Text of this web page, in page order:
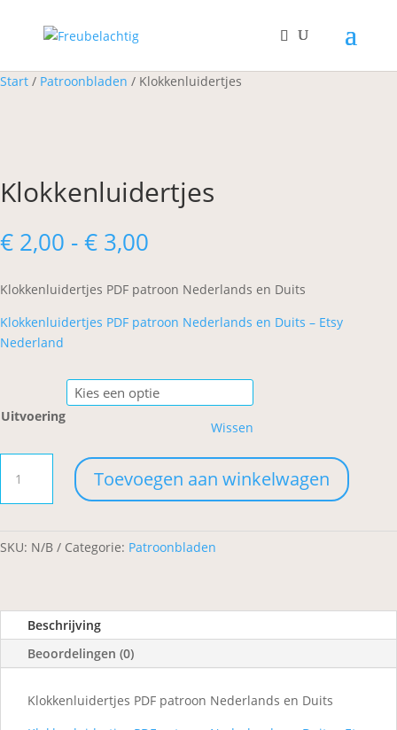
Start / Patroonbladen / Klokkenluidertjes
Klokkenluidertjes
€ 2,00 -€ 3,00
tot
€ 3,00
Klokkenluidertjes PDF patroon Nederlands en Duits
Klokkenluidertjes PDF patroon Nederlands en Duits – Etsy
Nederland
Uitvoering
Wissen
Klokkenluidertjes
aantal
Toevoegen aan winkelwagen
SKU: N/B Categorie: Patroonbladen
Beschrijving
Beoordelingen (0)
Klokkenluidertjes PDF patroon Nederlands en Duits